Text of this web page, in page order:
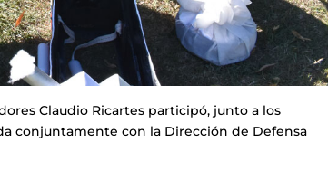
Claudio Ricartes participó, junto a los
conjuntamente con la Dirección de Defensa